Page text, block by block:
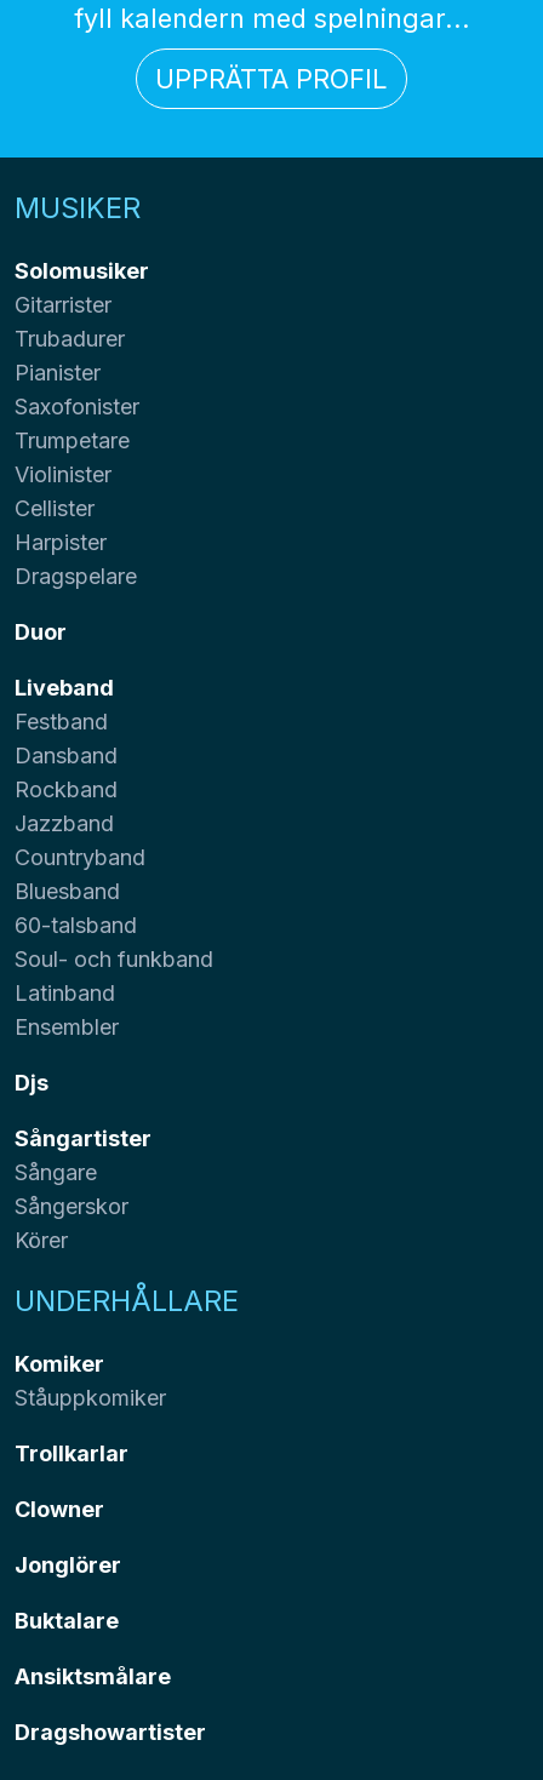
fyll kalendern med spelningar...
UPPRÄTTA PROFIL
MUSIKER
Solomusiker
Gitarrister
Trubadurer
Pianister
Saxofonister
Trumpetare
Violinister
Cellister
Harpister
Dragspelare
Duor
Liveband
Festband
Dansband
Rockband
Jazzband
Countryband
Bluesband
60-talsband
Soul- och funkband
Latinband
Ensembler
Djs
Sångartister
Sångare
Sångerskor
Körer
UNDERHÅLLARE
Komiker
Ståuppkomiker
Trollkarlar
Clowner
Jonglörer
Buktalare
Ansiktsmålare
Dragshowartister